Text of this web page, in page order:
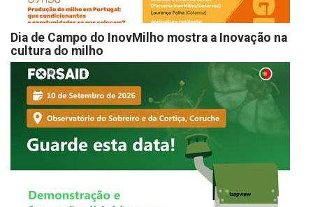
Dia de Campo do InovMilho mostra a Inovação na
cultura do milho